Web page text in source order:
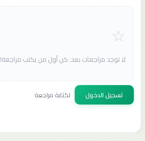
لا توجد مراجعات بعد. كن أول من يكتب مراجعة!
تسجيل الدخول لكتابة مراجعة